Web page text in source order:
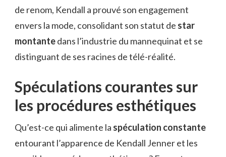
de renom, Kendall a prouvé son engagement
envers la mode, consolidant son statut de star
montantedans l’industrie du mannequinat et se
distinguant de ses racines de télé-réalité.
Spéculations courantes sur
les procédures esthétiques
Qu’est-ce qui alimente la spéculation constante
entourant l’apparence de Kendall Jenner et les